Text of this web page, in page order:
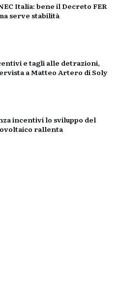
Italia: bene il Decreto FER
serve stabilità
e tagli alle detrazioni,
a Matteo Artero di Soly
incentivi lo sviluppo del
rallenta